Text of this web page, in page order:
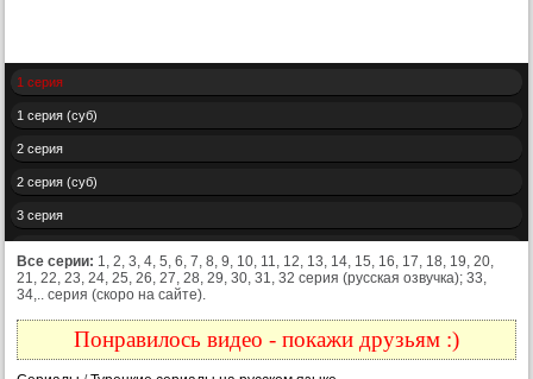
1 серия
1 серия (суб)
2 серия
2 серия (суб)
3 серия
4 серия
5 серия
Все серии: 1, 2, 3, 4, 5, 6, 7, 8, 9, 10, 11, 12, 13, 14, 15, 16, 17, 18, 19, 20,
21, 22, 23, 24, 25, 26, 27, 28, 29, 30, 31, 32 серия (русская озвучка); 33,
34,.. серия (скоро на сайте).
Понравилось видео - покажи друзьям :)